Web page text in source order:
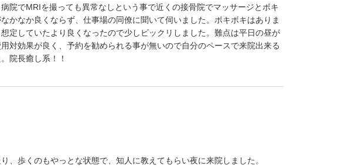
院でMRIを撮っても異常なしという事で近くの接骨院でマッサージとボキ
かなか良くならず、仕事場の同僚に聞いて伺いました。ボキボキはありま
定していたより良くなったので少しビックリしました。難点は平日の昼が
対効果が良く、予約を勧められる事が無いので自分のペースで来院出来る
院長癒し系！！
、歩くのもやっとな状態で、知人に教えてもらい夜に来院しました。